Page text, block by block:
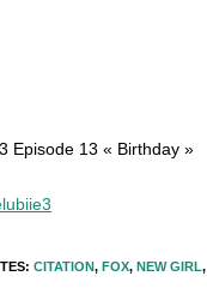
Episode 13 « Birthday »
: CITATION, FOX, NEW GIRL,